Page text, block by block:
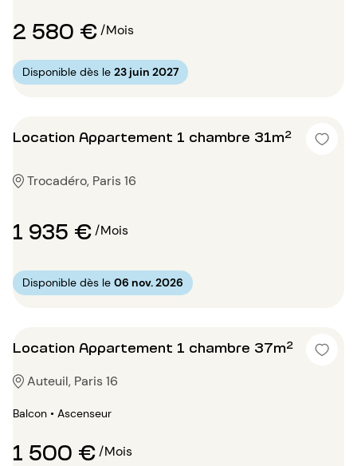
2 580 €/Mois
Disponible dès le 23 juin 2027
Location Appartement 1 chambre 31m²
Trocadéro, Paris 16
1 935 €/Mois
Disponible dès le 06 nov. 2026
Location Appartement 1 chambre 37m²
Auteuil, Paris 16
Balcon • Ascenseur
1 500 €/Mois